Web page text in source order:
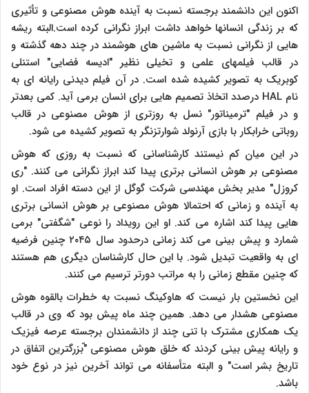
اکنون این دانشمند برجسته نسبت به آینده هوش مصنوعی و تأثیری
که بر زندگی انسانها خواهد داشت ابراز نگرانی کرده است.البته ریشه
هایی از نگرانی نسبت به ماشین های هوشمند در چند دهه گذشته و
در قالب فیلمهای علمی و تخیلی نظیر "ادیسه فضایی" استنلی
کوبریک به تصویر کشیده شده است. در آن فیلم دیدنی رایانه ای به
نام HAL درصدد اتخاذ تصمیم هایی برای انسان برمی آید. کمی بعدتر
و در فیلم "ترمیناتور" نسل به روزتری از هوش مصنوعی در قالب
روباتی خرابکار با بازی آرنولد شوارتزنگر به تصویر کشیده می شود.
در این میان کم نیستند کارشناسانی که نسبت به روزی که هوش
مصنوعی بر هوش انسانی برتری پیدا کند ابراز نگرانی می کنند. "ری
کروزل" مدیر بخش مهندسی شرکت گوگل از این دسته افراد است. او
به آینده و زمانی که احتمالا هوش مصنوعی بر هوش انسانی برتری
هایی پیدا کند اشاره می کند. او این رویداد را نوعی "شگفتی" برمی
شمارد و پیش بینی می کند زمانی درحدود سال ۲۰۴۵ چنین فرضیه
ای به واقعیت تبدیل شود. با این حال کارشناسان دیگری هم هستند
که چنین مقطع زمانی را به مراتب دورتر ترسیم می کنند.
این نخستین بار نیست که هاوکینگ نسبت به خطرات بالقوه هوش
مصنوعی هشدار می دهد. همین چند ماه پیش بود که وی در قالب
یک همکاری مشترک با تنی چند از دانشمندان برجسته عرصه فیزیک
و رایانه پیش بینی کردند که خلق هوش مصنوعی"ّبزرگترین اتفاق در
تاریخ بشر است" و البته متأسفانه می تواند آخرین نیز در نوع خود
باشد.